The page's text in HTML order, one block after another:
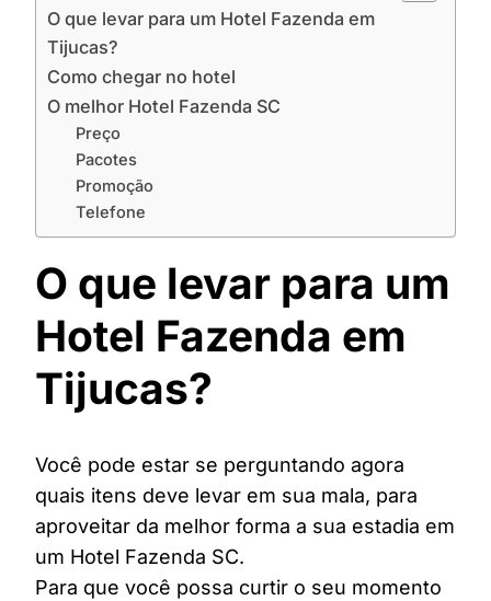
O que levar para um Hotel Fazenda em
Tijucas?
Como chegar no hotel
O melhor Hotel Fazenda SC
Preço
Pacotes
Promoção
Telefone
O que levar para um
Hotel Fazenda em
Tijucas?
Você pode estar se perguntando agora
quais itens deve levar em sua mala, para
aproveitar da melhor forma a sua estadia em
um Hotel Fazenda SC.
Para que você possa curtir o seu momento